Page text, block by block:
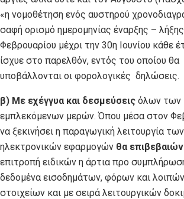
«η νομοθέτηση ενός αυστηρού
σαφή ορισμό ημερομηνίας έναρξης –
Φεβρουαρίου μέχρι την 30η Ιουνίου κάθε
ίσχυε στο παρελθόν, εντός του οποίου θα
υποβάλλονται οι φορολογικές δηλώσεις.
β) Με εχέγγυα και δεσμεύσεις όλων των
εμπλεκόμενων μερών. Όπου μέσα στον
να ξεκινήσει η παραγωγική λειτουργία των
ηλεκτρονικών εφαρμογών θα
επιτροπή ειδικών η άρτια προ
δεδομένα εισοδημάτων, φόρων και
στοιχείων και με σειρά λειτουργικών